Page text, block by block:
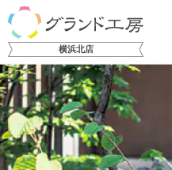
横浜北店